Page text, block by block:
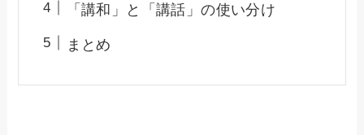
「講和」と「講話」の使い分け
まとめ